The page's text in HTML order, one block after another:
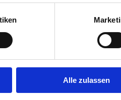
Alle zulassen